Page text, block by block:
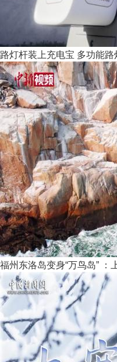
路灯杆装上充电宝 多功能
福州东洛岛变身“万鸟岛” ：